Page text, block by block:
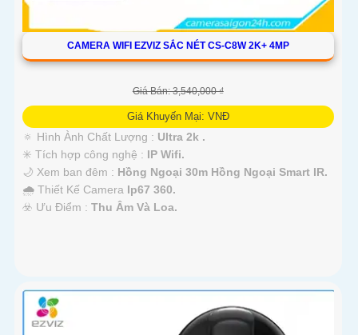
CAMERA WIFI EZVIZ SẮC NÉT CS-C8W 2K+ 4MP
Giá Bán: 3,540,000 ₫
Giá Khuyến Mại: VNĐ
🔅 Hình Ành Chất Lượng : Ultra 2k .
✳️ Tích hợp công nghệ : IP Wifi.
🌙 Xem ban đêm : Hồng Ngoại 30m Hồng Ngoại Smart IR.
🌧️ Thiết Kế Camera Ip67 360.
️☣️ Ưu Điểm : Thu Âm Và Loa.